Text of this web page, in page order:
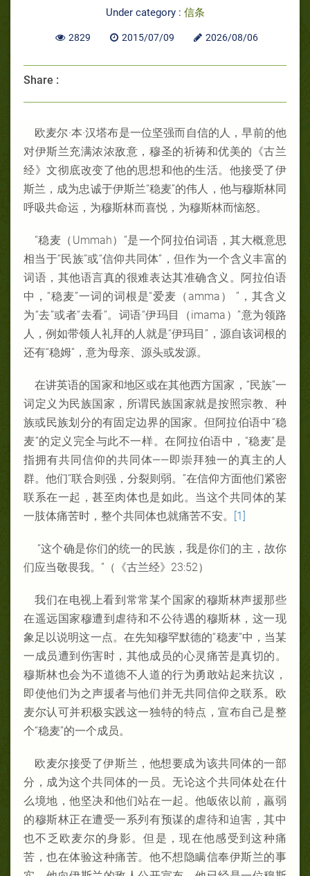
Under category : 信条
2829 2015/07/09 2026/08/06
Share :
欧麦尔·本·汉塔布是一位坚强而自信的人，早前的他
对伊斯兰充满浓浓敌意，穆圣的祈祷和优美的《古兰
经》文彻底改变了他的思想和他的生活。他接受了伊
斯兰，成为忠诚于伊斯兰“稳麦”的伟人，他与穆斯林同
呼吸共命运，为穆斯林而喜悦，为穆斯林而恼怒。
“稳麦（Ummah）”是一个阿拉伯词语，其大概意思
相当于“民族”或“信仰共同体”，但作为一个含义丰富的
词语，其他语言真的很难表达其准确含义。阿拉伯语
中，“稳麦”一词的词根是“爱麦（amma） ”，其含义
为“去”或者“去看”。词语“伊玛目（imama）”意为领路
人，例如带领人礼拜的人就是“伊玛目”，源自该词根的
还有“稳姆”，意为母亲、源头或发源。
在讲英语的国家和地区或在其他西方国家，“民族”一
词定义为民族国家，所谓民族国家就是按照宗教、种
族或民族划分的有固定边界的国家。但阿拉伯语中“稳
麦”的定义完全与此不一样。在阿拉伯语中，“稳麦”是
指拥有共同信仰的共同体——即崇拜独一的真主的人
群。他们“联合则强，分裂则弱。”在信仰方面他们紧密
联系在一起，甚至肉体也是如此。当这个共同体的某
一肢体痛苦时，整个共同体也就痛苦不安。
[1]
“这个确是你们的统一的民族，我是你们的主，故你
们应当敬畏我。”（《古兰经》23:52）
我们在电视上看到常常某个国家的穆斯林声援那些
在遥远国家穆遭到虐待和不公待遇的穆斯林，这一现
象足以说明这一点。在先知穆罕默德的“稳麦”中，当某
一成员遭到伤害时，其他成员的心灵痛苦是真切的。
穆斯林也会为不道德不人道的行为勇敢站起来抗议，
即使他们为之声援者与他们并无共同信仰之联系。欧
麦尔认可并积极实践这一独特的特点，宣布自己是整
个“稳麦”的一个成员。
欧麦尔接受了伊斯兰，他想要成为该共同体的一部
分，成为这个共同体的一员。无论这个共同体处在什
么境地，他坚决和他们站在一起。他皈依以前，羸弱
的穆斯林正在遭受一系列有预谋的虐待和迫害，其中
也不乏欧麦尔的身影。但是，现在他感受到这种痛
苦，也在体验这种痛苦。他不想隐瞒信奉伊斯兰的事